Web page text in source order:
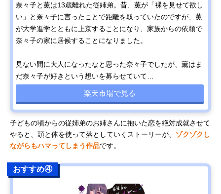
奈々子と薫は13歳離れた従姉弟。昔、薫が「裸を見せて欲し
い」と奈々子に言ったことで距離を取っていたのですが、薫
が大学進学とともに上京することになり、家族からの依頼で
奈々子の家に居候することになりました。
見ない間に大人になったなと思った奈々子でしたが、薫はま
だ奈々子が好きという想いを募らせていて…
楽天市場で見る
子どもの頃からの従姉弟のお姉さんに抱いた恋を絶対成就させて
やると、頭と体を使って落としていくストーリーが、 ゾクゾクし
ながらもハマってしまう作品です。
おすすめ④